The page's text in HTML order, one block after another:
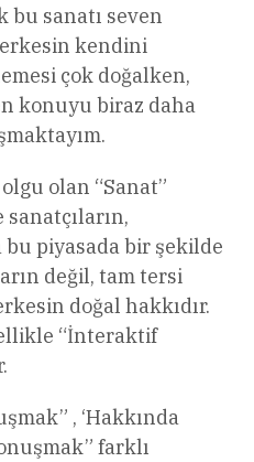
bu sanatı seven
kendini
çok doğalken,
konuyu biraz daha
olan “Sanat”
piyasada bir şekilde
değil, tam tersi
doğal hakkıdır.
“İnteraktif
, ‘Hakkında
farklı